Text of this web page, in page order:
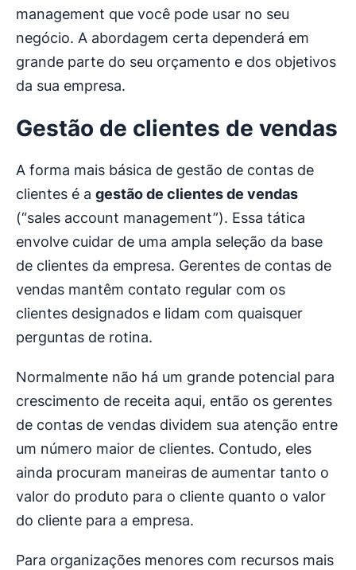
management que você pode usar no seu
negócio. A abordagem certa dependerá em
grande parte do seu orçamento e dos objetivos
da sua empresa.
Gestão de clientes de vendas
A forma mais básica de gestão de contas de
clientes é a gestão de clientesde vendas
(“sales account management”). Essa tática
envolve cuidar de uma ampla seleção da base
de clientes da empresa. Gerentes de contas de
vendas mantêm contato regular com os
clientes designados e lidam com quaisquer
perguntas de rotina.
Normalmente não há um grande potencial para
crescimento de receita aqui, então os gerentes
de contas de vendas dividem sua atenção entre
um número maior de clientes. Contudo, eles
ainda procuram maneiras de aumentar tanto o
valor do produto para o cliente quanto o valor
do cliente para a empresa.
Para organizações menores com recursos mais